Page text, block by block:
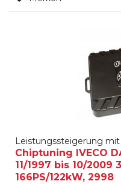
Leistungssteigerung
Chiptuning IVECO
11/1997 bis 10/2009
166PS/122kW, 2998